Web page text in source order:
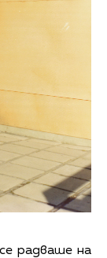
радваше на